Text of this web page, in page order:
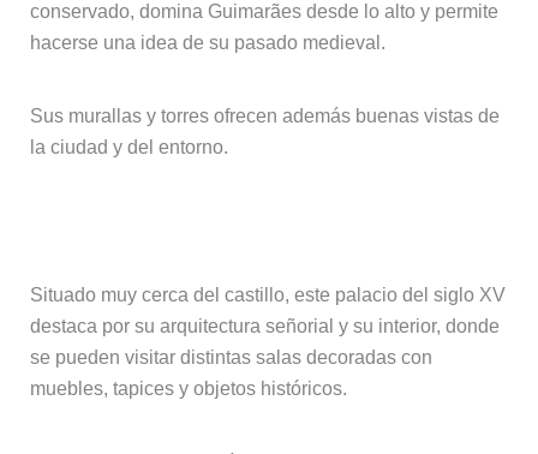
conservado, domina Guimarães desde lo alto y permite
hacerse una idea de su pasado medieval.
Sus murallas y torres ofrecen además buenas vistas de
la ciudad y del entorno.
Situado muy cerca del castillo, este palacio del siglo XV
destaca por su arquitectura señorial y su interior, donde
se pueden visitar distintas salas decoradas con
muebles, tapices y objetos históricos.